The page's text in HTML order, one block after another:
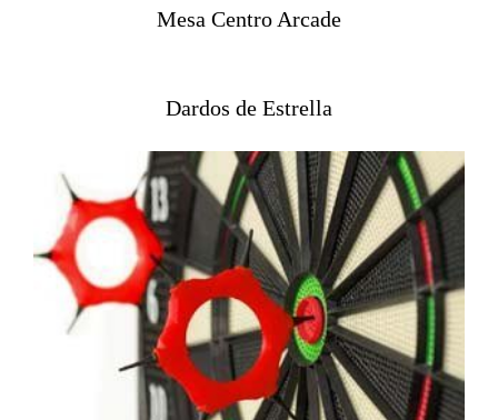
Mesa Centro Arcade
Dardos de Estrella